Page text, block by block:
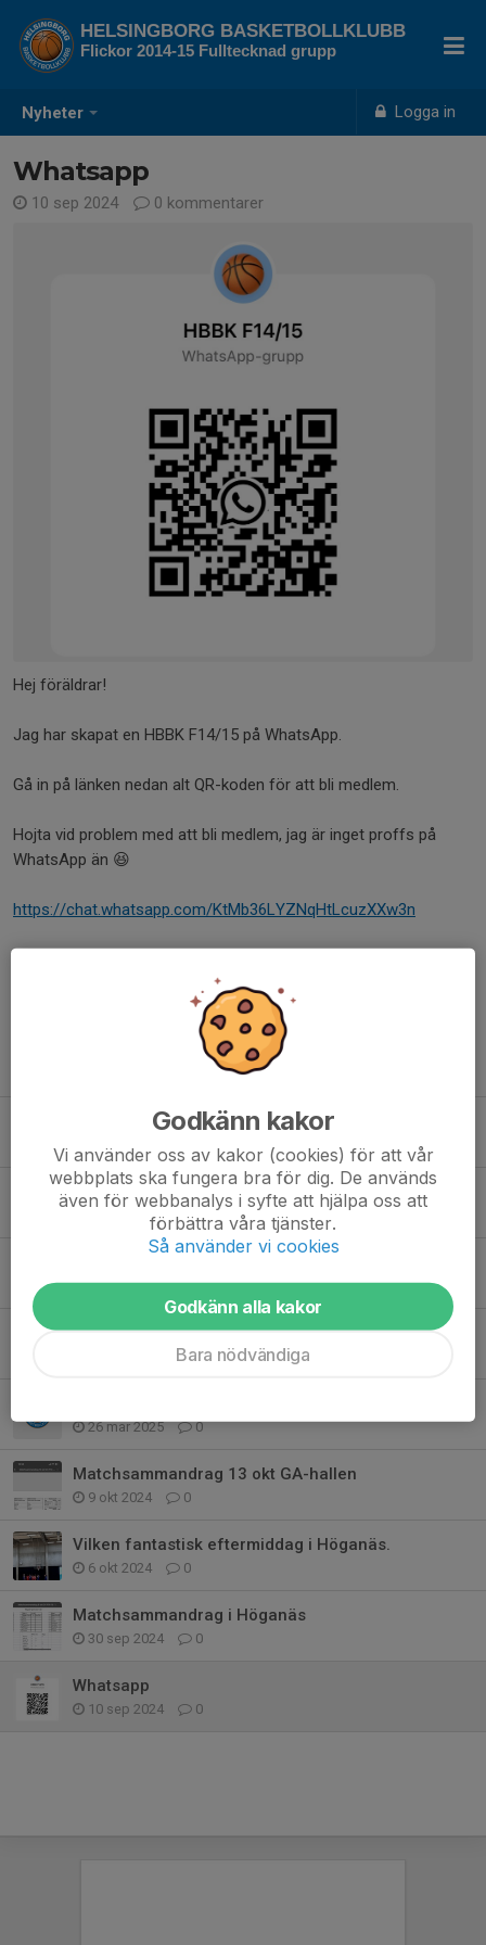
Nyheter Logga in
HELSINGBORG BASKETBOLLKLUBB
Flickor 2014-15 Fulltecknad grupp
Whatsapp
10 sep 2024 0 kommentarer
Hej föräldrar!
Jag har skapat en HBBK F14/15 på WhatsApp.
Gå in på länken nedan alt QR-koden för att bli medlem.
Hojta vid problem med att bli medlem, jag är inget proffs på
WhatsApp än 😆
https://chat.whatsapp.com/KtMb36LYZNqHtLcuzXXw3n
Dela nyhet
Löpträning
21 feb, 08:28
Northwest Summercamp
23 nov 2025 0
30 sep 2025 0
Träningstider säsongen 2025/2026
0
26 mar 2025 0
Matchsammandrag 13 okt GA-hallen
9 okt 2024 0
Vilken fantastisk eftermiddag i Höganäs.
6 okt 2024 0
Matchsammandrag i Höganäs
30 sep 2024 0
Whatsapp
10 sep 2024 0
Godkänn kakor
Vi använder oss av kakor (cookies) för att vår
webbplats ska fungera bra för dig. De används
även för webbanalys i syfte att hjälpa oss att
förbättra våra tjänster.
Så använder vi cookies
Godkänn alla kakor
Bara nödvändiga